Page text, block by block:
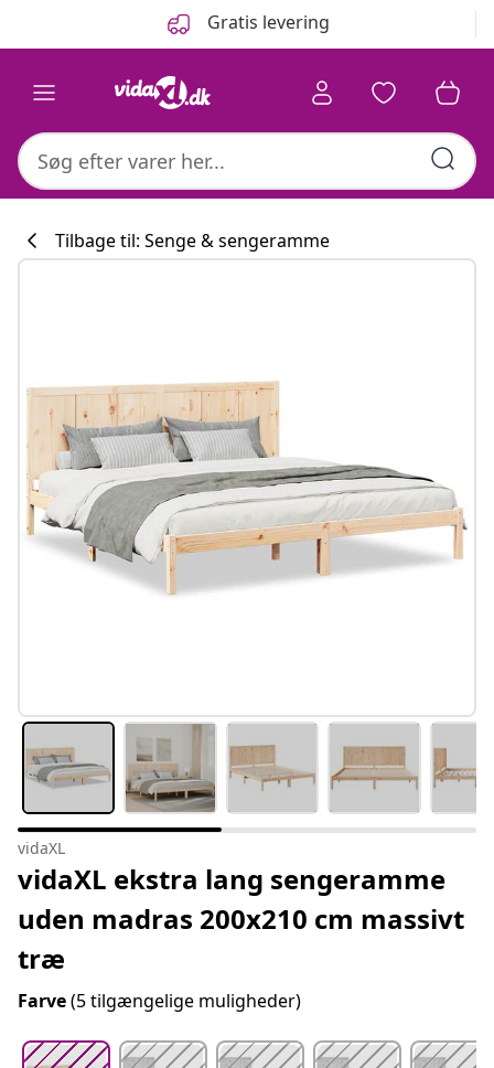
Gratis levering
#sharemevidaxl
Tilbage til: Senge & sengeramme
vidaXL
vidaXL ekstra lang sengeramme
uden madras 200x210 cm massivt
træ
Farve(5 tilgængelige muligheder)